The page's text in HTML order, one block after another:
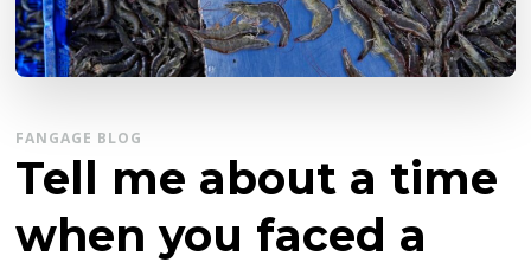
FANGAGE BLOG
Tell me about a time
when you faced a